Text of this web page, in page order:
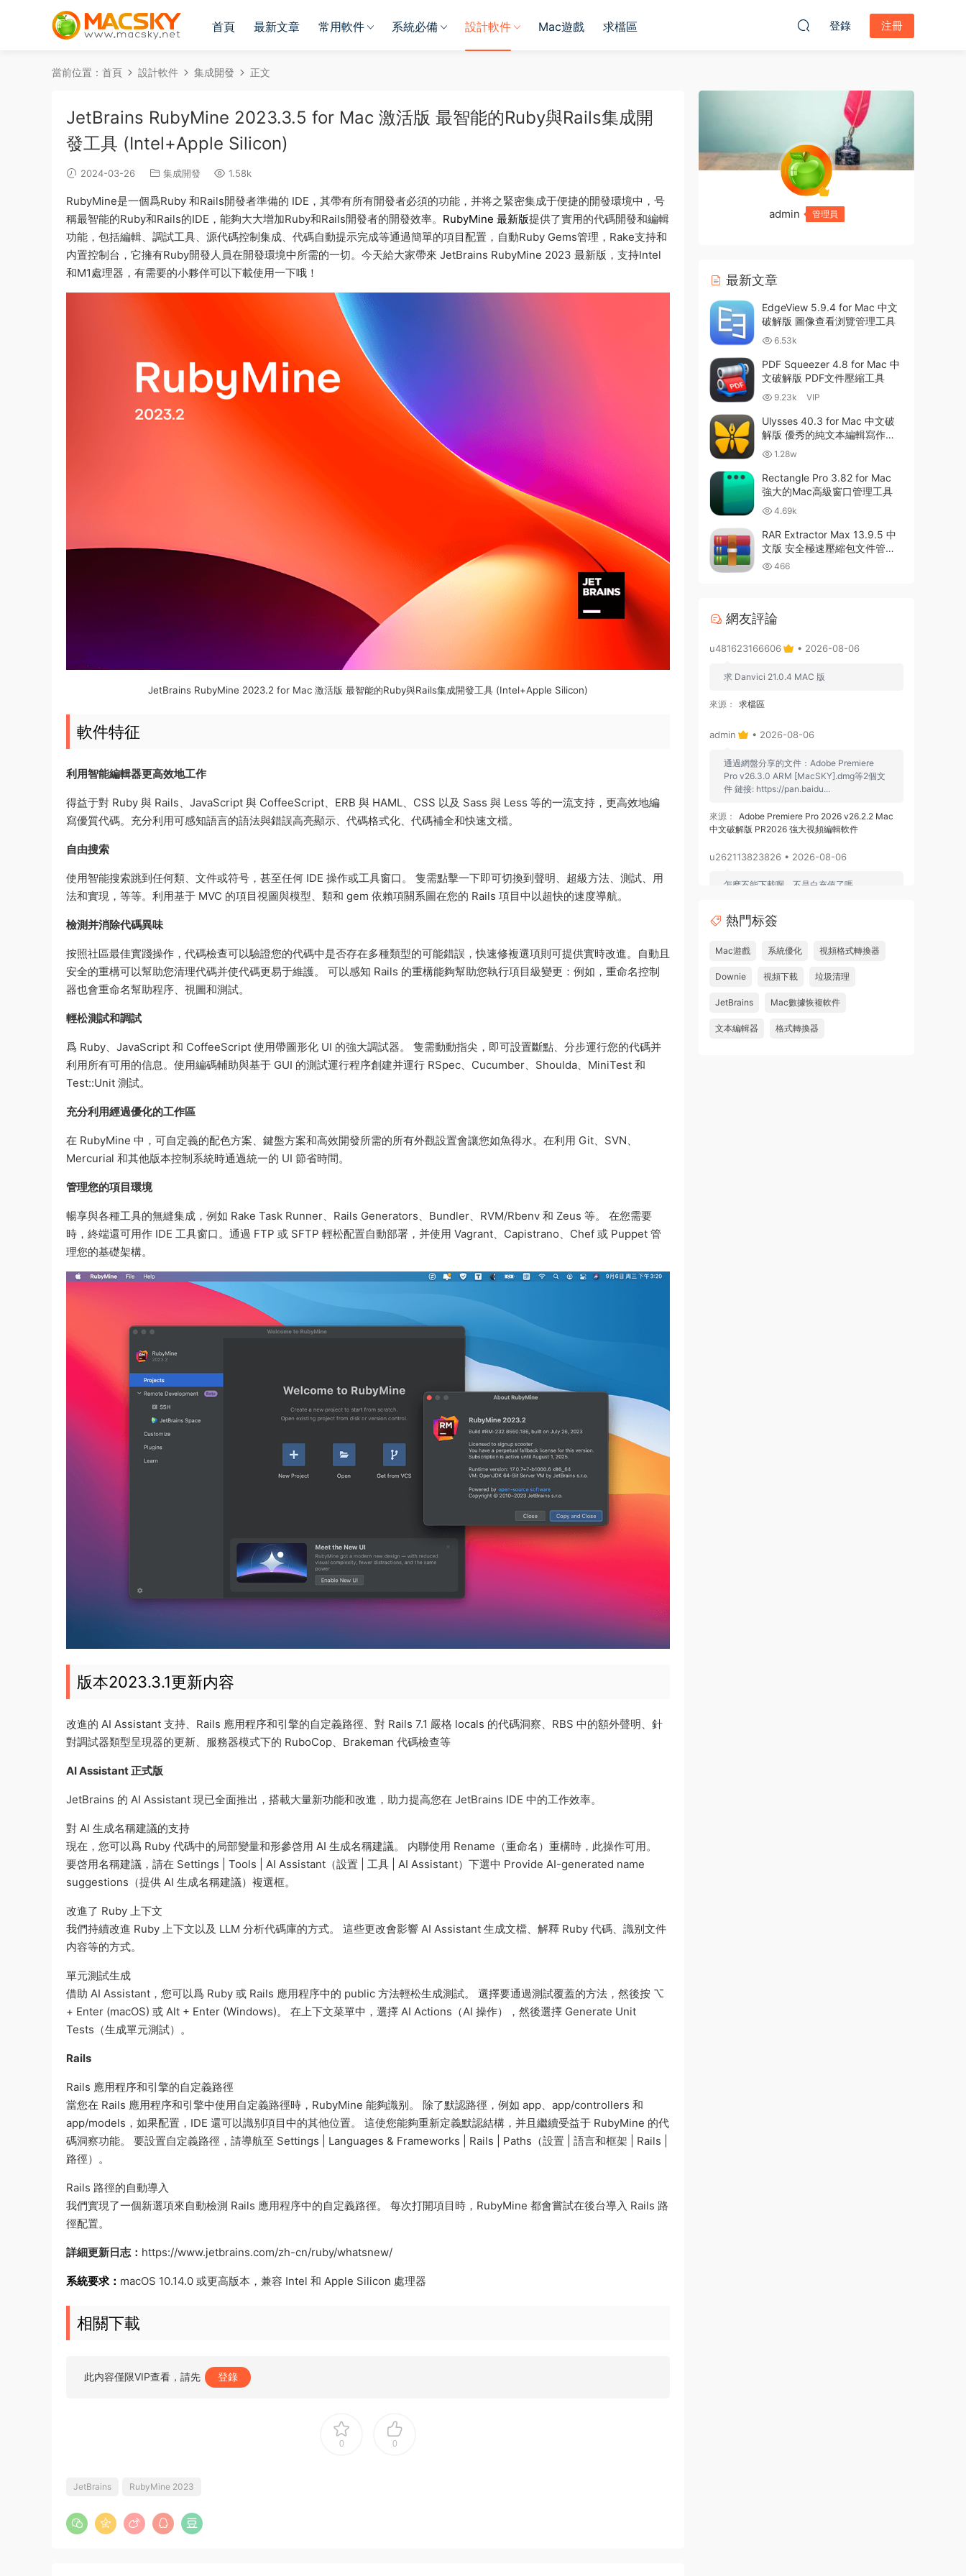
首頁 最新文章 常用軟件 系統必備 設計軟件 Mac遊戲 求檔區 登錄 注冊
當前位置： 首頁 設計軟件 集成開發 正文
JetBrains RubyMine 2023.3.5 for Mac 激活版 最智能的Ruby與Rails集成開
發工具 (Intel+Apple Silicon)
2024-03-26 集成開發 1.58k
RubyMine是一個爲Ruby 和Rails開發者準備的 IDE，其帶有所有開發者必須的功能，并将之緊密集成于便捷的開發環境中，号
稱最智能的Ruby和Rails的IDE，能夠大大增加Ruby和Rails開發者的開發效率。 RubyMine 最新版提供了實用的代碼開發和編輯
功能，包括編輯、調試工具、源代碼控制集成、代碼自動提示完成等通過簡單的項目配置，自動Ruby Gems管理，Rake支持和
内置控制台，它擁有Ruby開發人員在開發環境中所需的一切。今天給大家帶來 JetBrains RubyMine 2023 最新版，支持Intel
和M1處理器，有需要的小夥伴可以下載使用一下哦！
JetBrains RubyMine 2023.2 for Mac 激活版 最智能的Ruby與Rails集成開發工具 (Intel+Apple Silicon)
軟件特征
利用智能編輯器更高效地工作
得益于對 Ruby 與 Rails、JavaScript 與 CoffeeScript、ERB 與 HAML、CSS 以及 Sass 與 Less 等的一流支持，更高效地編
寫優質代碼。充分利用可感知語言的語法與錯誤高亮顯示、代碼格式化、代碼補全和快速文檔。
自由搜索
使用智能搜索跳到任何類、文件或符号，甚至任何 IDE 操作或工具窗口。 隻需點擊一下即可切換到聲明、超級方法、測試、用
法和實現，等等。利用基于 MVC 的項目視圖與模型、類和 gem 依賴項關系圖在您的 Rails 項目中以超快的速度導航。
檢測并消除代碼異味
按照社區最佳實踐操作，代碼檢查可以驗證您的代碼中是否存在多種類型的可能錯誤，快速修複選項則可提供實時改進。自動且
安全的重構可以幫助您清理代碼并使代碼更易于維護。 可以感知 Rails 的重構能夠幫助您執行項目級變更：例如，重命名控制
器也會重命名幫助程序、視圖和測試。
輕松測試和調試
爲 Ruby、JavaScript 和 CoffeeScript 使用帶圖形化 UI 的強大調試器。 隻需動動指尖，即可設置斷點、分步運行您的代碼并
利用所有可用的信息。使用編碼輔助與基于 GUI 的測試運行程序創建并運行 RSpec、Cucumber、Shoulda、MiniTest 和
Test::Unit 測試。
充分利用經過優化的工作區
在 RubyMine 中，可自定義的配色方案、鍵盤方案和高效開發所需的所有外觀設置會讓您如魚得水。在利用 Git、SVN、
Mercurial 和其他版本控制系統時通過統一的 UI 節省時間。
管理您的項目環境
暢享與各種工具的無縫集成，例如 Rake Task Runner、Rails Generators、Bundler、RVM/Rbenv 和 Zeus 等。 在您需要
時，終端還可用作 IDE 工具窗口。通過 FTP 或 SFTP 輕松配置自動部署，并使用 Vagrant、Capistrano、Chef 或 Puppet 管
理您的基礎架構。
版本2023.3.1更新内容
改進的 AI Assistant 支持、Rails 應用程序和引擎的自定義路徑、對 Rails 7.1 嚴格 locals 的代碼洞察、RBS 中的額外聲明、針
對調試器類型呈現器的更新、服務器模式下的 RuboCop、Brakeman 代碼檢查等
AI Assistant 正式版
JetBrains 的 AI Assistant 現已全面推出，搭載大量新功能和改進，助力提高您在 JetBrains IDE 中的工作效率。
對 AI 生成名稱建議的支持
現在，您可以爲 Ruby 代碼中的局部變量和形參啓用 AI 生成名稱建議。 内聯使用 Rename（重命名）重構時，此操作可用。
要啓用名稱建議，請在 Settings | Tools | AI Assistant（設置 | 工具 | AI Assistant）下選中 Provide AI-generated name
suggestions（提供 AI 生成名稱建議）複選框。
改進了 Ruby 上下文
我們持續改進 Ruby 上下文以及 LLM 分析代碼庫的方式。 這些更改會影響 AI Assistant 生成文檔、解釋 Ruby 代碼、識别文件
内容等的方式。
單元測試生成
借助 AI Assistant，您可以爲 Ruby 或 Rails 應用程序中的 public 方法輕松生成測試。 選擇要通過測試覆蓋的方法，然後按 ⌥
+ Enter (macOS) 或 Alt + Enter (Windows)。 在上下文菜單中，選擇 AI Actions（AI 操作），然後選擇 Generate Unit
Tests（生成單元測試）。
Rails
Rails 應用程序和引擎的自定義路徑
當您在 Rails 應用程序和引擎中使用自定義路徑時，RubyMine 能夠識别。 除了默認路徑，例如 app、app/controllers 和
app/models，如果配置，IDE 還可以識别項目中的其他位置。 這使您能夠重新定義默認結構，并且繼續受益于 RubyMine 的代
碼洞察功能。 要設置自定義路徑，請導航至 Settings | Languages & Frameworks | Rails | Paths（設置 | 語言和框架 | Rails |
路徑）。
Rails 路徑的自動導入
我們實現了一個新選項來自動檢測 Rails 應用程序中的自定義路徑。 每次打開項目時，RubyMine 都會嘗試在後台導入 Rails 路
徑配置。
詳細更新日志： https://www.jetbrains.com/zh-cn/ruby/whatsnew/
系統要求： macOS 10.14.0 或更高版本，兼容 Intel 和 Apple Silicon 處理器
相關下載
此内容僅限VIP查看，請先 登錄
0 0
JetBrains RubyMine 2023
admin 管理員
最新文章
EdgeView 5.9.4 for Mac 中文
破解版 圖像查看浏覽管理工具
6.53k
PDF Squeezer 4.8 for Mac 中
文破解版 PDF文件壓縮工具
9.23k VIP
Ulysses 40.3 for Mac 中文破
解版 優秀的純文本編輯寫作軟
件 1.28w
Rectangle Pro 3.82 for Mac
強大的Mac高級窗口管理工具
4.69k
RAR Extractor Max 13.9.5 中
文版 安全極速壓縮包文件管理
器 466
網友評論
u481623166606 • 2026-08-06
求 Danvici 21.0.4 MAC 版
來源： 求檔區
admin • 2026-08-06
通過網盤分享的文件：Adobe Premiere
Pro v26.3.0 ARM [MacSKY].dmg等2個文
件 鏈接: https://pan.baidu...
來源：
Adobe Premiere Pro 2026 v26.2.2 Mac
中文破解版 PR2026 強大視頻編輯軟件
u262113823826 • 2026-08-06
怎麽不能下載啊，不是白充值了嗎
來源：
Adobe Premiere Pro 2026 v26.2.2 Mac
中文破解版 PR2026 強大視頻編輯軟件
u604731536624 • 2026-07-15
中文破解版
熱門标簽
Mac遊戲 系統優化 視頻格式轉換器
Downie 視頻下載 垃圾清理
JetBrains Mac數據恢複軟件
文本編輯器 格式轉換器